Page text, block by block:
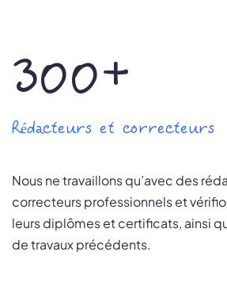
300+
Rédacteurs et correcteurs
Nous ne travaillons qu’avec des
correcteurs professionnels et
leurs diplômes et certificats, ainsi
de travaux précédents.